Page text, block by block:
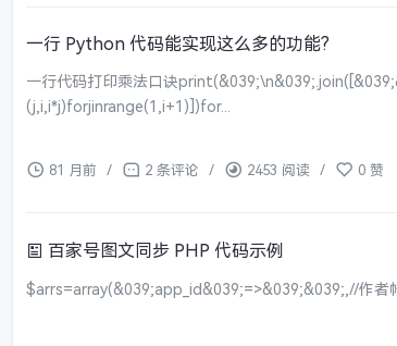
一行 Python 代码能实现这么多的功能?
一行代码打印乘法口诀
(j,i,i*j)forjinrange(1,i+1)])for...
81 月前 / 2 条评论 / 2453 阅读 / 0 赞
百家号图文同步 PHP 代码示例
$arrs=array(&039;app_id&039;=>&039;&039;,//作者